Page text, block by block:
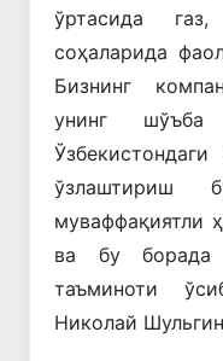
ўртасида
соҳаларида
Бизнинг
унинг шўъба
ўзлаштириш
муваффақиятли
ва бу борада
таъминоти
Николай